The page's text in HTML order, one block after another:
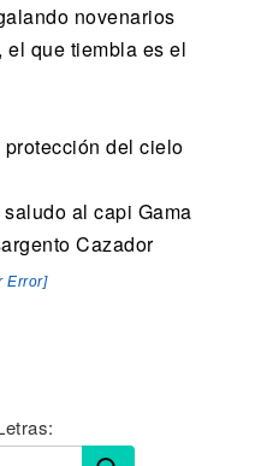
novenarios
el que tiembla es el
del cielo
al capi Gama
Cazador
Error]